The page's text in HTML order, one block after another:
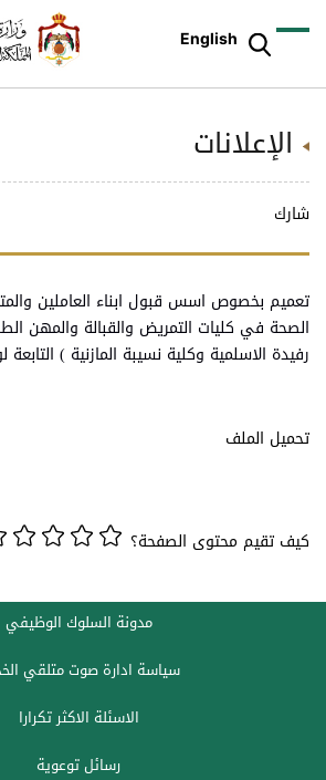
English
الإعلانات
شارك
تعميم بخصوص اسس قبول ابناء العاملين
الصحة في كليات التمريض والقبالة والمهن
رفيدة الاسلمية وكلية نسيبة المازنية ) التابعة
تحميل الملف
كيف تقيم محتوى الصفحة؟
مدونة السلوك الوظيفي
سياسة ادارة صوت متلقي
الاسئلة الاكثر تكرارا
رسائل توعوية